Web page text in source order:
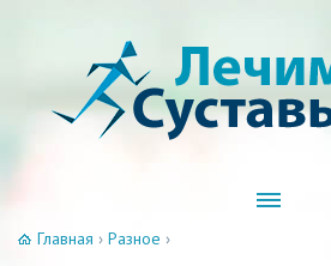
Главная › Разное ›